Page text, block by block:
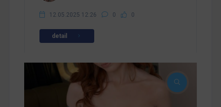
12.05.2025 12:26 0 0
detail